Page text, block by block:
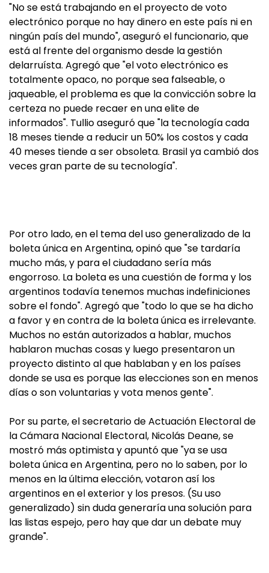
"No se está trabajando en el proyecto de voto
electrónico porque no hay dinero en este país ni en
ningún país del mundo", aseguró el funcionario, que
está al frente del organismo desde la gestión
delarruísta. Agregó que "el voto electrónico es
totalmente opaco, no porque sea falseable, o
jaqueable, el problema es que la convicción sobre la
certeza no puede recaer en una elite de
informados". Tullio aseguró que "la tecnología cada
18 meses tiende a reducir un 50% los costos y cada
40 meses tiende a ser obsoleta. Brasil ya cambió dos
veces gran parte de su tecnología".
Por otro lado, en el tema del uso generalizado de la
boleta única en Argentina, opinó que "se tardaría
mucho más, y para el ciudadano sería más
engorroso. La boleta es una cuestión de forma y los
argentinos todavía tenemos muchas indefiniciones
sobre el fondo". Agregó que "todo lo que se ha dicho
a favor y en contra de la boleta única es irrelevante.
Muchos no están autorizados a hablar, muchos
hablaron muchas cosas y luego presentaron un
proyecto distinto al que hablaban y en los países
donde se usa es porque las elecciones son en menos
días o son voluntarias y vota menos gente".
Por su parte, el secretario de Actuación Electoral de
la Cámara Nacional Electoral, Nicolás Deane, se
mostró más optimista y apuntó que "ya se usa
boleta única en Argentina, pero no lo saben, por lo
menos en la última elección, votaron así los
argentinos en el exterior y los presos. (Su uso
generalizado) sin duda generaría una solución para
las listas espejo, pero hay que dar un debate muy
grande".